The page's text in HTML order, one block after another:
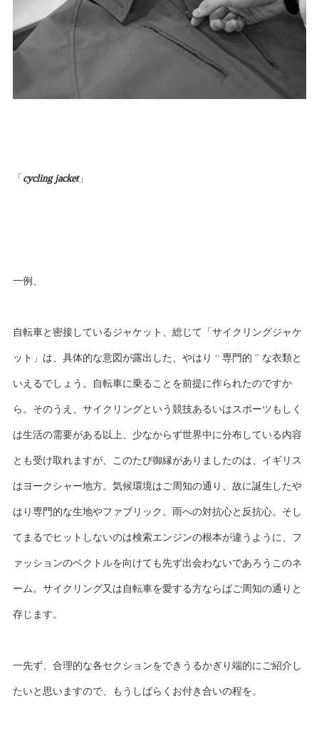
「cycling jacket」
一例、
自転車と密接しているジャケット、総じて「サイクリングジャケ
ット」は、具体的な意図が露出した、やはり “ 専門的 ” な衣類と
いえるでしょう。自転車に乗ることを前提に作られたのですか
ら。そのうえ、サイクリングという競技あるいはスポーツもしく
は生活の需要がある以上、少なからず世界中に分布している内容
とも受け取れますが、このたび御縁がありましたのは、イギリス
はヨークシャー地方。気候環境はご周知の通り、故に誕生したや
はり専門的な生地やファブリック。雨への対抗心と反抗心。そし
てまるでヒットしないのは検索エンジンの根本が違うように、フ
ァッションのベクトルを向けても先ず出会わないであろうこのネ
ーム。サイクリング又は自転車を愛する方ならばご周知の通りと
存じます。
一先ず、合理的な各セクションをできうるかぎり端的にご紹介し
たいと思いますので、もうしばらくお付き合いの程を。